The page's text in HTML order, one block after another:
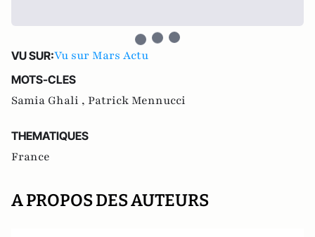
VU SUR:Vu sur Mars Actu
MOTS-CLES
Samia Ghali , Patrick Mennucci
THEMATIQUES
France
A PROPOS DES AUTEURS